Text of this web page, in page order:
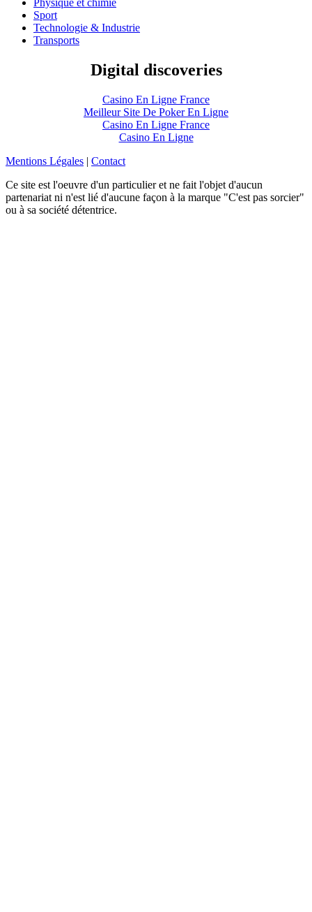
Sport
Technologie & Industrie
Transports
Digital discoveries
Casino En Ligne France
Meilleur Site De Poker En Ligne
Casino En Ligne France
Casino En Ligne
Mentions Légales | Contact
Ce site est l'oeuvre d'un particulier et ne fait l'objet d'aucun
partenariat ni n'est lié d'aucune façon à la marque "C'est pas sorcier"
ou à sa société détentrice.